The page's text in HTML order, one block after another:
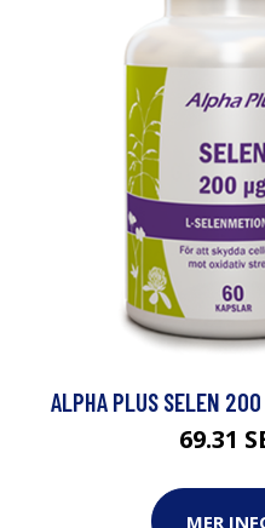
ALPHA PLUS SELEN
69.31
MER